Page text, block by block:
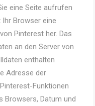
eine Seite aufrufen
Browser eine
Pinterest her. Das
an den Server von
enthalten
Adresse der
Funktionen
Browsers, Datum und